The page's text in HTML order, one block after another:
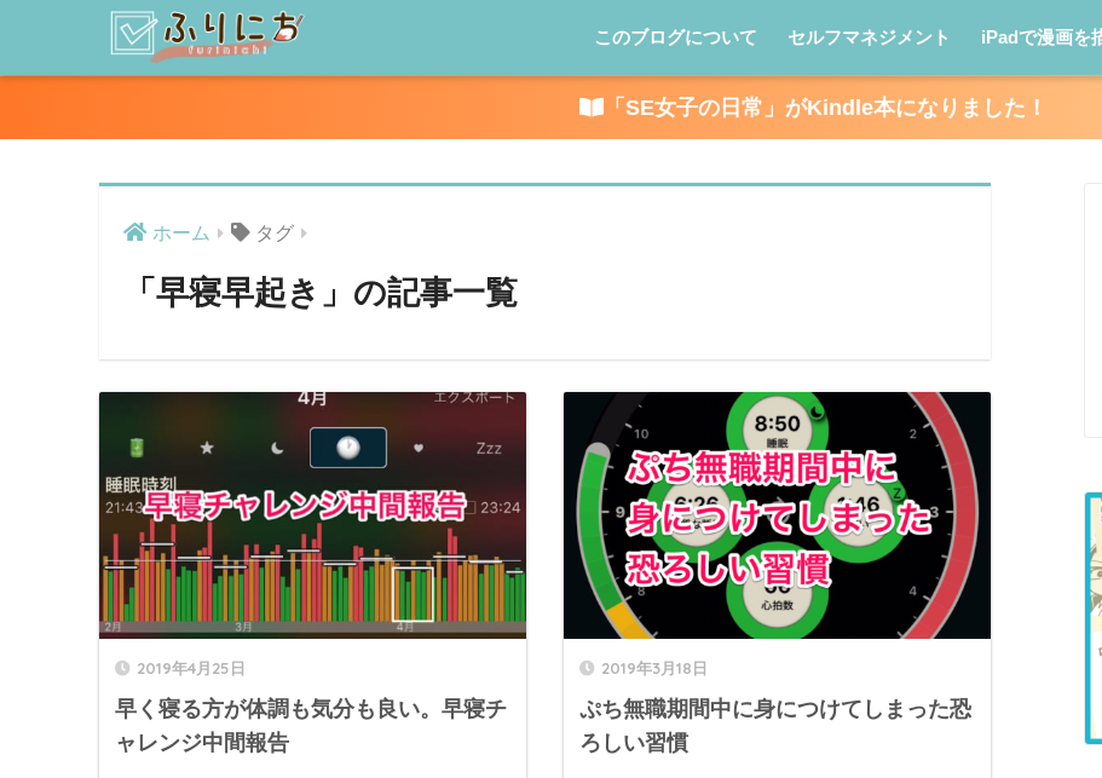
このブログについて セルフマネジメント iPadで漫画を
「SE女子の日常」がKindle本になりました！
ホーム タグ
「早寝早起き」の記事一覧
2019年4月25日
早く寝る方が体調も気分も良い。早寝チ
ャレンジ中間報告
2019年3月18日
ぷち無職期間中に身につけてしまった恐
ろしい習慣